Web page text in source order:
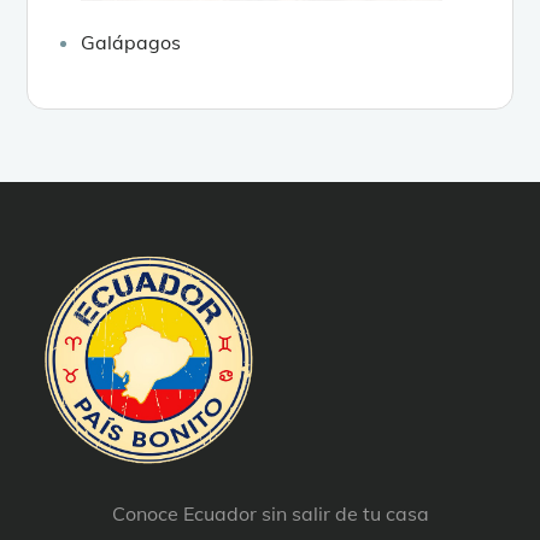
Galápagos
Conoce Ecuador sin salir de tu casa